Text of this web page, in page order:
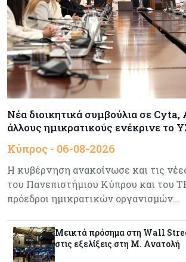
Tech
SoftBank: Κέρδη 8,5 δισ.
Intel – Ξεπέρασε τις
εισαγωγής της OpenAI
Κύπρος
στο 2,9%
Κύπρος
Δήμος Λευκωσίας: Νέα εποχή
– Ολοκληρώθηκε η διαδικασία
υποστατικών
Κύπρος
Ούτε άσπρος ούτε μαύρος
Νέα διοικητικά συμβούλια σε Cyta,
άλλους ημικρατικούς ενέκρινε το
Κύπρος - 06-08-2026
Η κυβέρνηση ανακοίνωσε και τις
του Πανεπιστήμιου Κύπρου και του
πρόεδροι ημικρατικών οργανισμών…
Μεικτά πρόσημα στη Wall
στις εξελίξεις στη Μ. Ανατολή